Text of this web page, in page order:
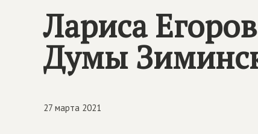
Лариса
Думы
27 марта 2021